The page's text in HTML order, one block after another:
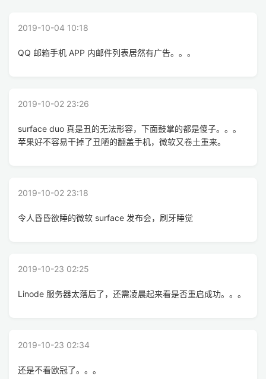
2019-10-04 10:18
QQ 邮箱手机 APP 内邮件列表居然有广告。。。
2019-10-02 23:26
surface duo 真是丑的无法形容，下面鼓掌的都是傻子。。。
苹果好不容易干掉了丑陋的翻盖手机，微软又卷土重来。
2019-10-02 23:18
令人昏昏欲睡的微软 surface 发布会，刷牙睡觉
2019-10-23 02:25
Linode 服务器太落后了，还需凌晨起来看是否重启成功。。。
2019-10-23 02:34
还是不看欧冠了。。。